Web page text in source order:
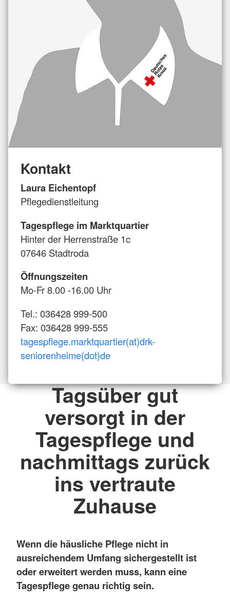
Kontakt
Laura Eichentopf
Pflegedienstleitung
Tagespflege im Marktquartier
Hinter der Herrenstraße 1c
07646 Stadtroda
Öffnungszeiten
Mo-Fr 8.00 -16.00 Uhr
Tel.: 036428 999-500
Fax: 036428 999-555
tagespflege.marktquartier(at)drk-
seniorenheime(dot)de
Tagsüber gut
versorgt in der
Tagespflege und
nachmittags zurück
ins vertraute
Zuhause
Wenn die häusliche Pflege nicht in
ausreichendem Umfang sichergestellt ist
oder erweitert werden muss, kann eine
Tagespflege genau richtig sein.